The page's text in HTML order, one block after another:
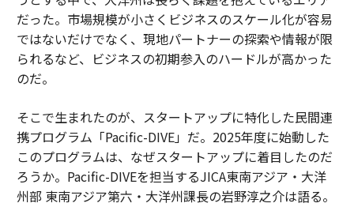
だった。市場規模が小さくビジネスのスケール化が容易
ではないだけでなく、現地パートナーの探索や情報が限
られるなど、ビジネスの初期参入のハードルが高かった
のだ。
そこで生まれたのが、スタートアップに特化した民間連
携プログラム「Pacific-DIVE」だ。2025年度に始動した
このプログラムは、なぜスタートアップに着目したのだ
ろうか。Pacific-DIVEを担当するJICA東南アジア・大洋
州部 東南アジア第六・大洋州課長の岩野淳之介は語る。